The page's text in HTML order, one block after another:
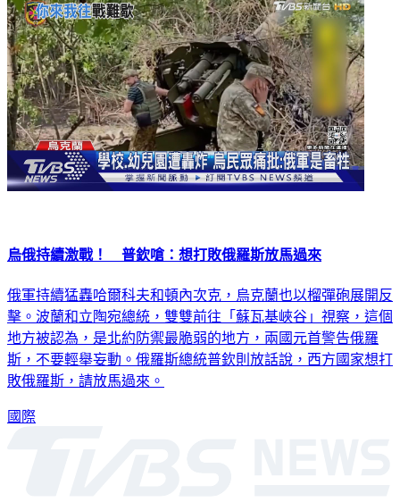
烏俄持續激戰！ 普欽嗆：想打敗俄羅斯放馬過來
俄軍持續猛轟哈爾科夫和頓內次克，烏克蘭也以榴彈砲展開反
擊。波蘭和立陶宛總統，雙雙前往「蘇瓦基峽谷」視察，這個
地方被認為，是北約防禦最脆弱的地方，兩國元首警告俄羅
斯，不要輕舉妄動。俄羅斯總統普欽則放話說，西方國家想打
敗俄羅斯，請放馬過來。
國際